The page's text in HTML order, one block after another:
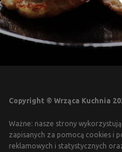
Copyright © Wrząca Kuchnia
Ważne: nasze strony
zapisanych za pomocą cookies i
reklamowych i statystycznych